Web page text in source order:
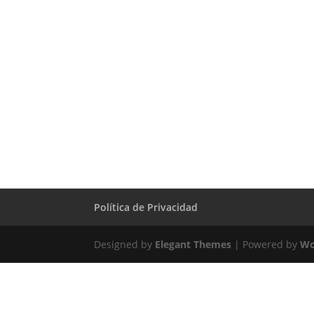
Política de Privacidad
Designed by Elegant Themes | Powered by